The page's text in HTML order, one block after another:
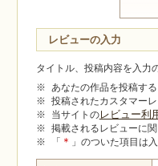
レビューの入力
タイトル、投稿内容を入力
※
あなたの作品を投稿する
※ 投稿されたカスタマー
※
当サイトのレビュー利
※ 掲載されるレビューに
※
「 ＊ 」のついた項目は